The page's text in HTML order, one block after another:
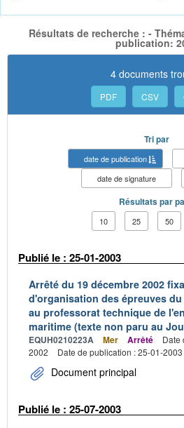
Résultats de recherche : -
publication:
4 documents
PDF CSV
Tri par
date de publication
date de signature
Résultats par
10 25 50
Publié le : 25-01-2003
Arrêté du 19 décembre 2002
d'organisation des épreuves
au professorat technique de
maritime (texte non paru au
EQUH0210223A Mer Arrêté
Date
2002
Date de publication : 25-01-2003
Document principal
Publié le : 25-07-2003